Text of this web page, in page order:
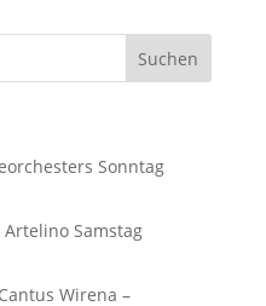
Sonntag
Samstag
Wirena –